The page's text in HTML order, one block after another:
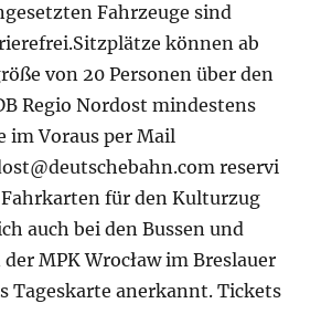
Fahrzeuge sind
können ab
von 20 Personen über den
Regio Nordost mindestens
im Voraus per Mail
reservi
für den Kulturzug
auch bei den Bussen und
MPK Wrocław im Breslauer
Tageskarte anerkannt. Tickets